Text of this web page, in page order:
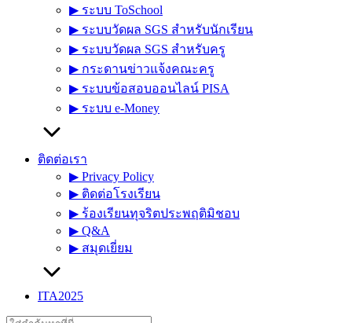
▶︎ ระบบ ToSchool
▶︎ ระบบวัดผล SGS สำหรับนักเรียน
▶︎ ระบบวัดผล SGS สำหรับครู
▶︎ กระดานข่าวแจ้งคณะครู
▶︎ ระบบข้อสอบออนไลน์ PISA
▶︎ ระบบ e-Money
ติดต่อเรา
▶︎ Privacy Policy
▶︎ ติดต่อโรงเรียน
▶︎ ร้องเรียนทุจริตประพฤติมิชอบ
▶︎ Q&A
▶︎ สมุดเยี่ยม
ITA2025